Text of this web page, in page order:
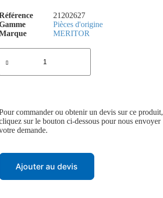
21202627
Pièces d'origine
MERITOR
commander ou obtenir un devis sur ce produit,
sur le bouton ci-dessous pour nous envoyer
demande.
Ajouter au devis